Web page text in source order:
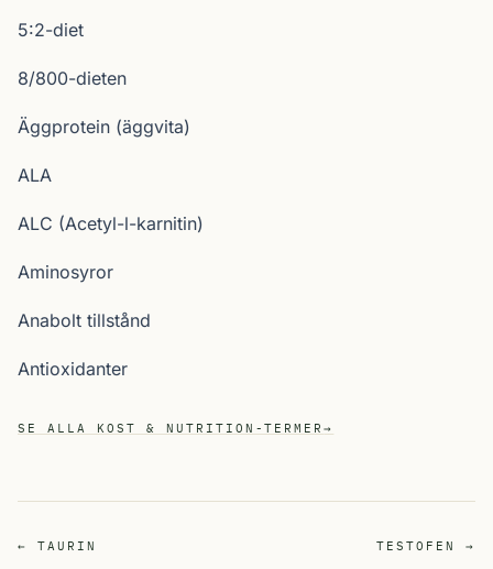
5:2-diet
8/800-dieten
Äggprotein (äggvita)
ALA
ALC (Acetyl-l-karnitin)
Aminosyror
Anabolt tillstånd
Antioxidanter
SE ALLA KOST & NUTRITION-TERMER→
← TAURIN TESTOFEN →